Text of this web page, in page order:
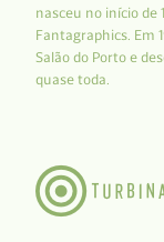
nasceu no início de
Fantagraphics. Em
Salão do Porto e
quase toda.